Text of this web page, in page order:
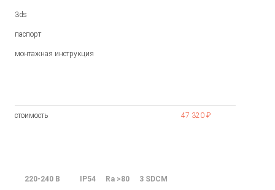
3ds
паспорт
монтажная инструкция
стоимость 47 320 ₽
220-240 В IP54 Ra >80 3 SDCM